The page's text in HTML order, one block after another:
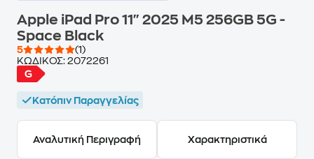
Apple iPad Pro 11" 2025 M5 256GB 5G -
Space Black
5
(1)
ΚΩΔΙΚΟΣ: 2072261
Κατόπιν Παραγγελίας
Αναλυτική Περιγραφή Χαρακτηριστικά